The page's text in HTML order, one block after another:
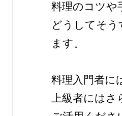
料理のコツや
どうしてそ
ます。
料理入門者に
上級者にはさ